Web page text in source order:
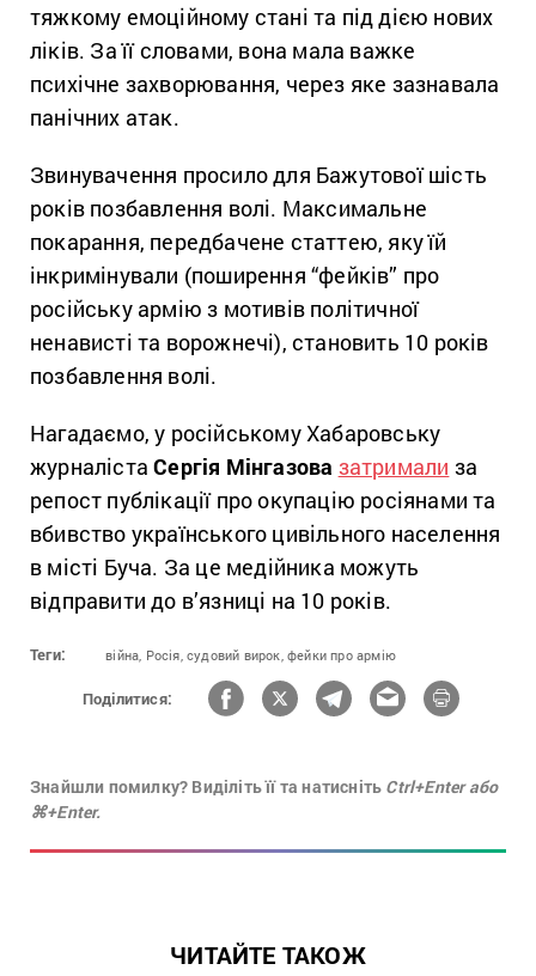
тяжкому емоційному стані та під дією нових
ліків. За її словами, вона мала важке
психічне захворювання, через яке зазнавала
панічних атак.
Звинувачення просило для Бажутової шість
років позбавлення волі. Максимальне
покарання, передбачене статтею, яку їй
інкримінували (поширення “фейків” про
російську армію з мотивів політичної
ненависті та ворожнечі), становить 10 років
позбавлення волі.
Нагадаємо, у російському Хабаровську
журналіста Сергія Мінгазова затримали за
репост публікації про окупацію росіянами та
вбивство українського цивільного населення
в місті Буча. За це медійника можуть
відправити до в’язниці на 10 років.
Теги: війна, Росія, судовий вирок, фейки про армію
Поділитися:
Знайшли помилку? Виділіть її та натисніть Ctrl+Enter або
⌘+Enter.
ЧИТАЙТЕ ТАКОЖ